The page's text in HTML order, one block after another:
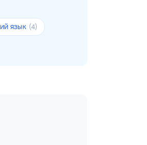
язык (4)